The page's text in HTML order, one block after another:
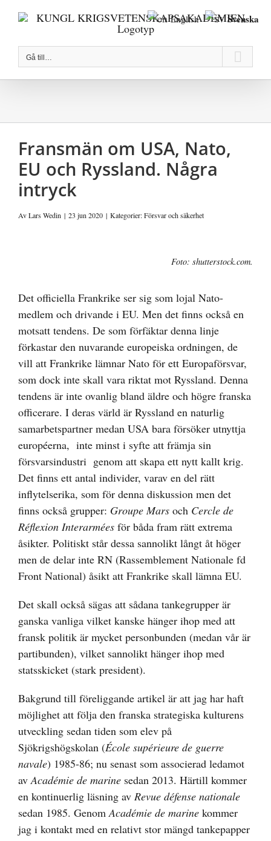
Gå till…
Fransmän om USA, Nato,
EU och Ryssland. Några
intryck
AvLars Wedin | 23 jun 2020 | Kategorier:Försvar och säkerhet
Foto: shutterstock.com.
Det officiella Frankrike ser sig som lojal Nato-
medlem och drivande i EU. Men det finns också en
motsatt tendens. De som förfäktar denna linje
förkastar den nuvarande europeiska ordningen, de
vill att Frankrike lämnar Nato för ett Europaförsvar,
som dock inte skall vara riktat mot Ryssland. Denna
tendens är inte ovanlig bland äldre och högre franska
officerare. I deras värld är Ryssland en naturlig
samarbetspartner medan USA bara försöker utnyttja
européerna, inte minst i syfte att främja sin
försvarsindustri genom att skapa ett nytt kallt krig.
Det finns ett antal individer, varav en del rätt
inflytelserika, som för denna diskussion men det
finns också grupper: Groupe Mars och Cercle de
Réflexion Interarmées för båda fram rätt extrema
åsikter. Politiskt står dessa sannolikt långt åt höger
men de delar inte RN (Rassemblement Nationale fd
Front National) åsikt att Frankrike skall lämna EU.
Det skall också sägas att sådana tankegrupper är
ganska vanliga vilket kanske hänger ihop med att
fransk politik är mycket personbunden (medan vår är
partibunden), vilket sannolikt hänger ihop med
statsskicket (stark president).
Bakgrund till föreliggande artikel är att jag har haft
möjlighet att följa den franska strategiska kulturens
utveckling sedan tiden som elev på
Sjökrigshögskolan (École supérieure de guerre
navale) 1985-86; nu senast som associerad ledamot
avAcadémie de marine sedan 2013. Härtill kommer
en kontinuerlig läsning av Revue défense nationale
sedan 1985. GenomAcadémie de marine kommer
jag i kontakt med en relativt stor mängd tankepapper
English Svenska